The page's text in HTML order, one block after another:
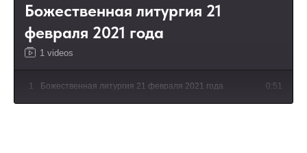
Божественная литургия 21
февраля 2021 года
1 videos
1 Божественная литургия 21 февраля 2021 года 0:51